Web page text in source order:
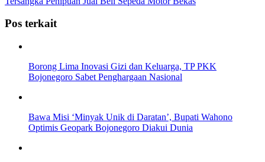
Pos terkait
Borong Lima Inovasi Gizi dan Keluarga, TP PKK
Bojonegoro Sabet Penghargaan Nasional
Bawa Misi ‘Minyak Unik di Daratan’, Bupati Wahono
Optimis Geopark Bojonegoro Diakui Dunia